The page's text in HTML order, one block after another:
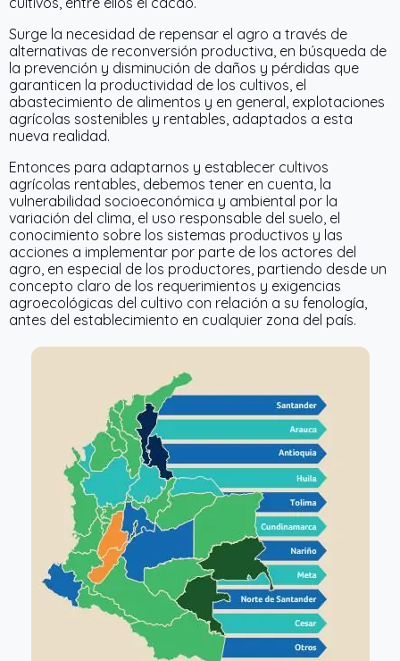
Surge la necesidad de repensar el agro a través de
alternativas de reconversión productiva, en búsqueda de
la prevención y disminución de daños y pérdidas que
garanticen la productividad de los cultivos, el
abastecimiento de alimentos y en general, explotaciones
agrícolas sostenibles y rentables, adaptados a esta
nueva realidad.
Entonces para adaptarnos y establecer cultivos
agrícolas rentables, debemos tener en cuenta, la
vulnerabilidad socioeconómica y ambiental por la
variación del clima, el uso responsable del suelo, el
conocimiento sobre los sistemas productivos y las
acciones a implementar por parte de los actores del
agro, en especial de los productores, partiendo desde un
concepto claro de los requerimientos y exigencias
agroecológicas del cultivo con relación a su fenología,
antes del establecimiento en cualquier zona del país.